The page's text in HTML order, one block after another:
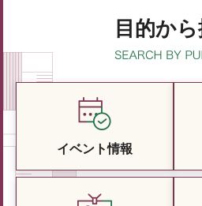
目的か
イベント情報